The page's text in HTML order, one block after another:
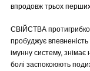
впродовж трьох перших
СВІЙСТВА
пробуджує впевненість
імунну систему, знімає
болі заспокоюють